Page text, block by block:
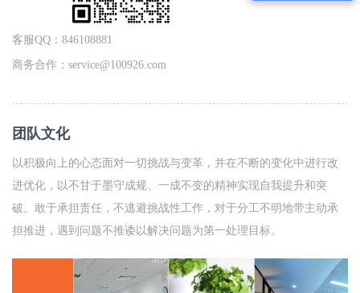
客服QQ：846108881
商务合作：service@100926.com
团队文化
以积极向上的心态面对一切挑战与变革，并在不断的变化中进行改
进优化，以不甘于墨守成规、一成不变的精神实现自我提升和突
破。敢于承担责任，不逃避挑战性工作，对于分工不明地带主动承
担推进，遇到问题不推诿以解决问题为第一处理目标。